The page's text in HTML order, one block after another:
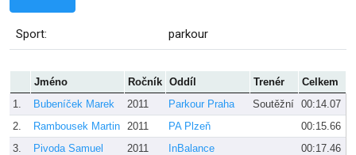
Sport: parkour
Jméno Ročník Oddíl Trenér
Celkem
1.
Bubeníček Marek 2011 Parkour Praha Soutěžní 00:14.07
2.
Rambousek Martin 2011 PA Plzeň
00:15.66
3.
Pivoda Samuel 2011 InBalance
00:17.46